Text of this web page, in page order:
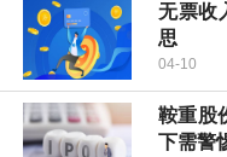
无票收
思
04-10
鞍重股
下需警